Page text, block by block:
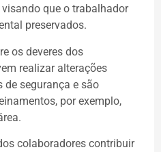
que o trabalhador
preservados.
os deveres dos
realizar alterações
segurança e são
por exemplo,
colaboradores contribuir